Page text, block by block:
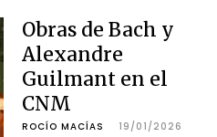
Obras de Bach y
Alexandre
Guilmant en el
CNM
ROCÍO MACÍAS 19/01/2026